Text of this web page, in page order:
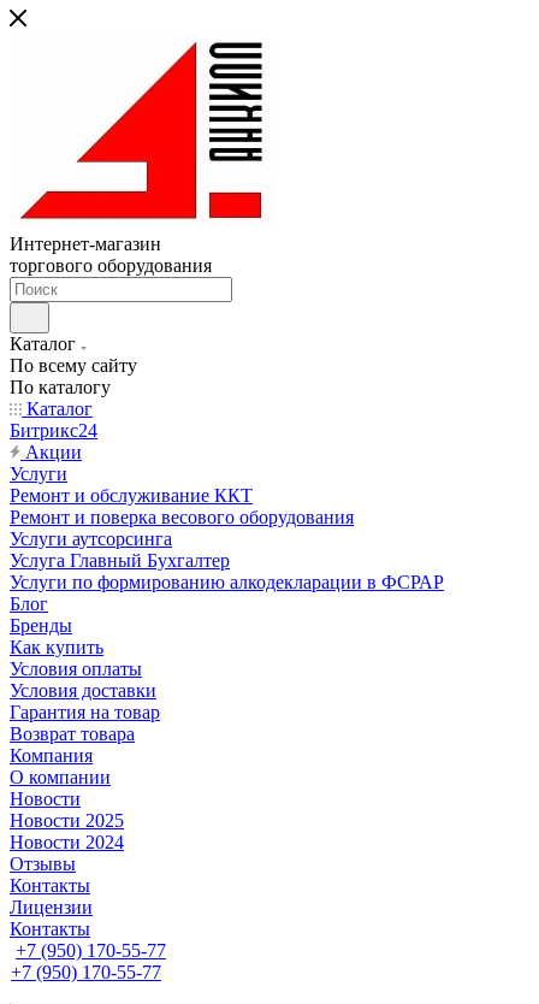
Интернет-магазин
торгового оборудования
Каталог
По всему сайту
По каталогу
Каталог
Битрикс24
Акции
Услуги
Ремонт и обслуживание ККТ
Ремонт и поверка весового оборудования
Услуги аутсорсинга
Услуга Главный Бухгалтер
Услуги по формированию алкодекларации в ФСРАР
Блог
Бренды
Как купить
Условия оплаты
Условия доставки
Гарантия на товар
Возврат товара
Компания
О компании
Новости
Новости 2025
Новости 2024
Отзывы
Контакты
Лицензии
Контакты
+7 (950) 170-55-77
+7 (950) 170-55-77